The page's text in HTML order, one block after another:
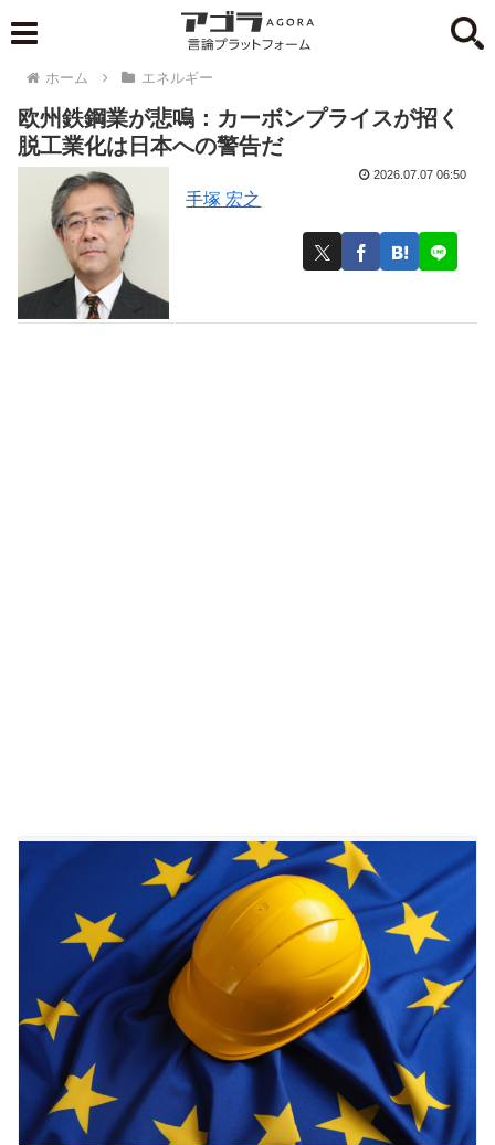
ホーム エネルギー
欧州鉄鋼業が悲鳴：カーボンプライスが招く
脱工業化は日本への警告だ
手塚 宏之
2026.07.07 06:50